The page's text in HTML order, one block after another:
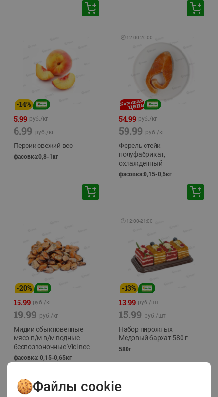
-14%
5.99 руб./кг
6.99 руб./кг
Персик свежий вес
фасовка:0,8-1кг
🕘 12:00-20:00
54.99 руб./кг
59.99 руб./кг
Форель стейк
полуфабрикат,
охлажденный
фасовка:0,15-0,6кг
-20%
15.99 руб./кг
19.99 руб./кг
Мидии обыкновенные
мясо п/м в/м водные
беспозвоночные Vici вес
фасовка: 0,15-0,65кг
🕘 12:00-21:00
-13%
13.99 руб./шт
15.99 руб./шт
Набор пирожных
Медовый бархат 580 г
580г
Файлы cookie